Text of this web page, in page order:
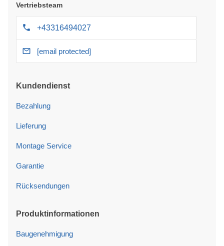
Vertriebsteam
+43316494027
[email protected]
Kundendienst
Bezahlung
Lieferung
Montage Service
Garantie
Rücksendungen
Produktinformationen
Baugenehmigung